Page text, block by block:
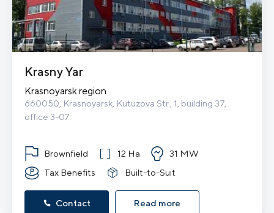
Krasny Yar
Krasnoyarsk region
660050, Krasnoyarsk, Kutuzova Str., 1, building 37,
office 3-07
Brownfield 12 Ha
31 MW
Tax Benefits
Built-to-Suit
Contact Read more